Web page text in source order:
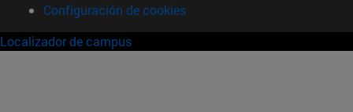
Configuración de cookies
Localizador de campus